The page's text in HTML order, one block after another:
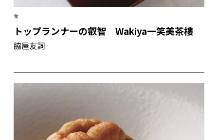
食
トップランナーの叡智 Wakiya一笑美茶樓
脇屋友詞